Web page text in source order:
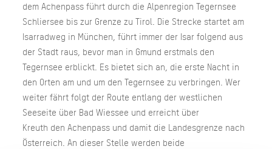
dem Achenpass führt durch die Alpenregion Tegernsee
Schliersee bis zur Grenze zu Tirol. Die Strecke startet am
Isarradweg in München, führt immer der Isar folgend aus
der Stadt raus, bevor man in Gmund erstmals den
Tegernsee erblickt. Es bietet sich an, die erste Nacht in
den Orten am und um den Tegernsee zu verbringen. Wer
weiter fährt folgt der Route entlang der westlichen
Seeseite über Bad Wiessee und erreicht über
Kreuth den Achenpass und damit die Landesgrenze nach
Österreich. An dieser Stelle werden beide